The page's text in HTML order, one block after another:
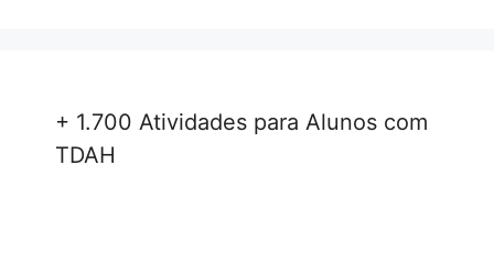
+ 1.700 Atividades para Alunos com
TDAH